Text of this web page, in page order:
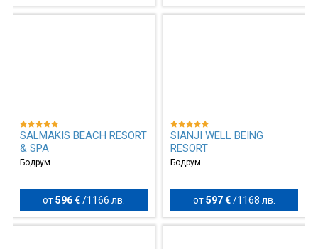
SALMAKIS BEACH RESORT
& SPA
Бодрум
от596 € / 1166 лв.
SIANJI WELL BEING
RESORT
Бодрум
от597 €/ 1168 лв.